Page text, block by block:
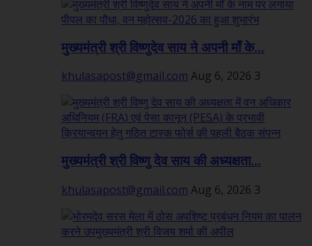
मुख्यमंत्री श्री विष्णुदेव साय ने अपनी माँ के...
khulasapost@gmail.com Aug 6, 2026 3
मुख्यमंत्री श्री विष्णु देव साय की अध्यक्षता...
khulasapost@gmail.com Aug 6, 2026 3